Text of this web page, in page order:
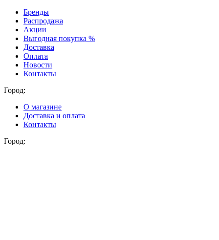
Бренды
Распродажа
Акции
Выгодная покупка %
Доставка
Оплата
Новости
Контакты
Город:
О магазине
Доставка и оплата
Контакты
Город: